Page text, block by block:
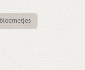
bloemetjes